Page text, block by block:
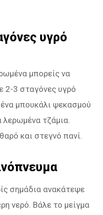
υγρό
μπορείς να
2-3 σταγόνες υγρό
μπουκάλι ψεκασμού
τζάμια.
και στεγνό πανί.
σημάδια ανακάτεψε
νερό. Βάλε το μείγμα